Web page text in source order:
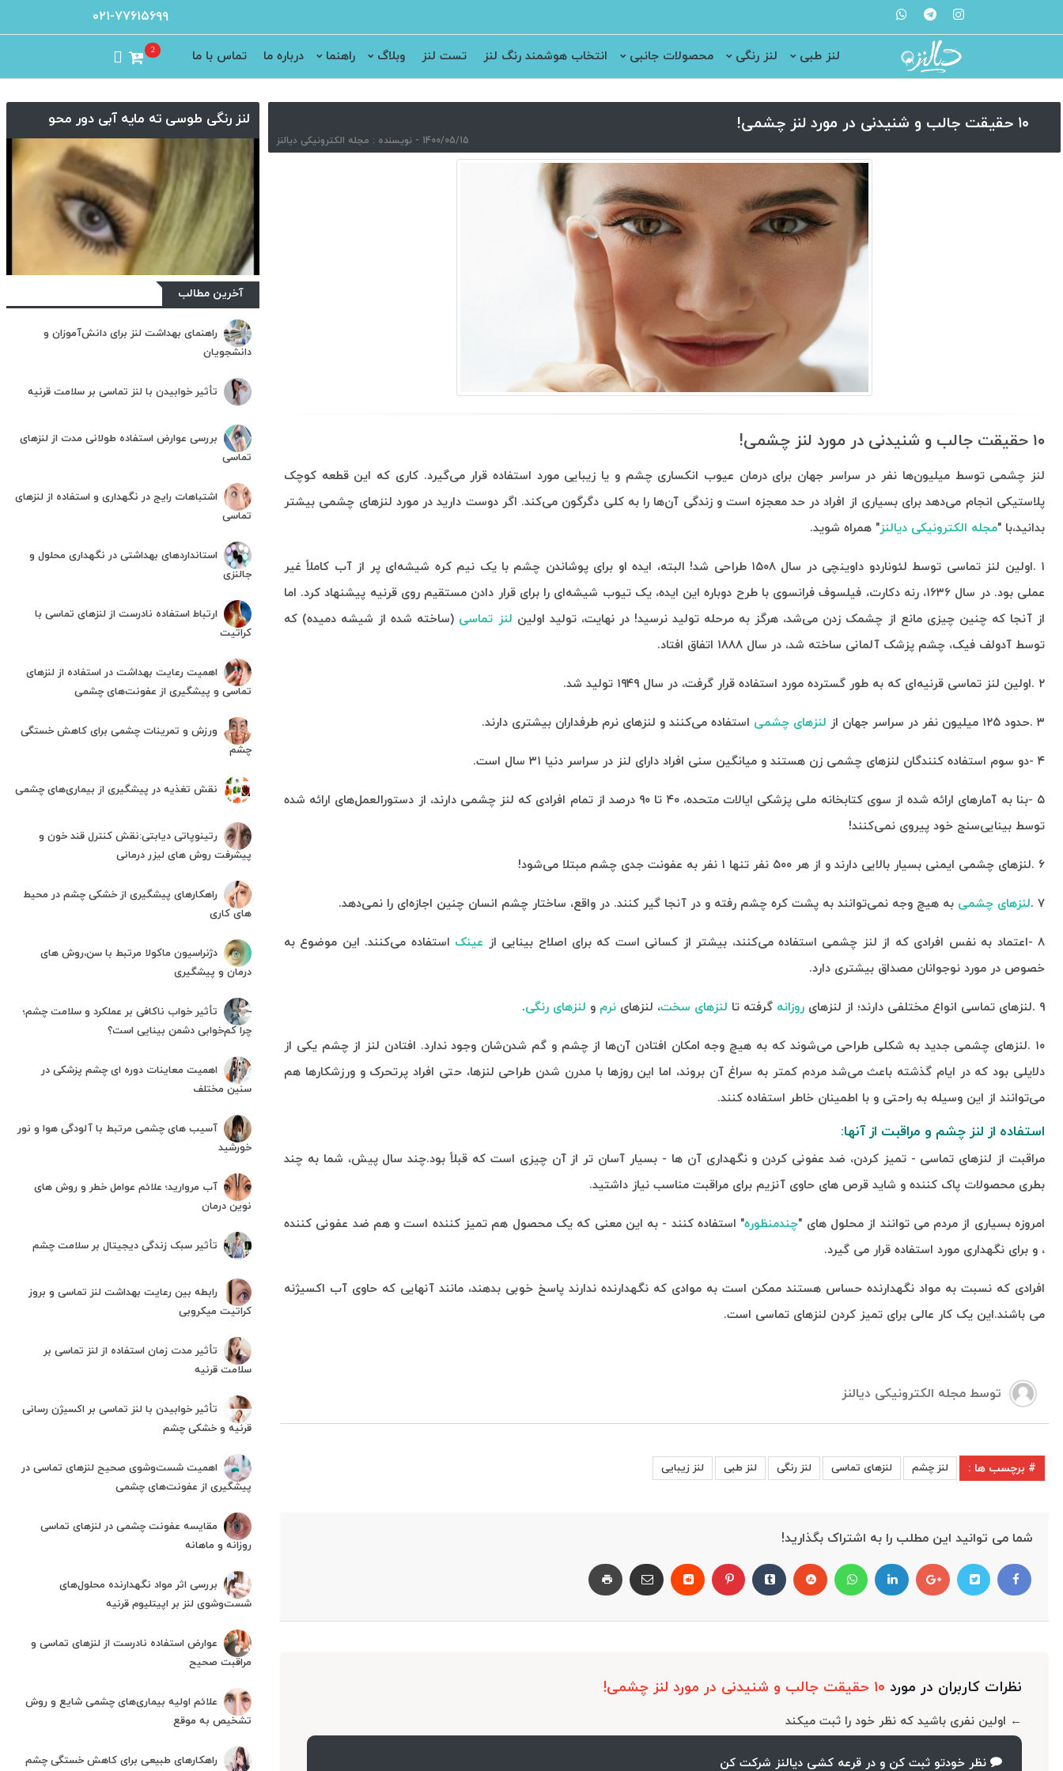
۰۲۱-۷۷۶۱۵۶۹۹
لنز طبی لنز رنگی محصولات جانبی انتخاب هوشمند رنگ لنز تست لنز وبلاگ راهنما درباره ما تماس با ما 2
۱۰ حقیقت جالب و شنیدنی در مورد لنز چشمی!
1400/05/15 - نویسنده : مجله الکترونیکی دیالنز
۱۰ حقیقت جالب و شنیدنی در مورد لنز چشمی!
لنز چشمی توسط میلیون‌ها نفر در سراسر جهان برای درمان عیوب انکساری چشم و یا زیبایی مورد استفاده قرار می‌گیرد. کاری که این قطعه کوچک
پلاستیکی انجام می‌دهد برای بسیاری از افراد در حد معجزه است و زندگی آن‌ها را به کلی دگرگون می‌کند. اگر دوست دارید در مورد لنز‌های چشمی بیشتر
بدانید،با "مجله الکترونیکی دیالنز" همراه شوید.
۱ .
اولین لنز تماسی توسط لئوناردو داوینچی در سال ۱۵۰۸ طراحی شد! البته، ایده او برای پوشاندن چشم با یک نیم کره شیشه‌ای پر از آب کاملاً غیر
عملی بود. در سال ۱۶۳۶، رنه دکارت، فیلسوف فرانسوی با طرح دوباره این ایده، یک تیوب شیشه‌ای را برای قرار دادن مستقیم روی قرنیه پیشنهاد کرد. اما
از آنجا که چنین چیزی مانع از چشمک زدن می‌شد، هرگز به مرحله تولید نرسید! در نهایت، تولید اولین لنز تماسی (ساخته شده از شیشه دمیده) که
توسط آدولف فیک، چشم پزشک آلمانی ساخته شد، در سال ۱۸۸۸ اتفاق افتاد
.
۲ .اولین لنز تماسی قرنیه‌ای که به طور گسترده مورد استفاده قرار گرفت، در سال ۱۹۴۹ تولید شد .
۳ .حدود ۱۲۵ میلیون نفر در سراسر جهان از لنز‌های چشمی استفاده می‌کنند و لنز‌های نرم طرفداران بیشتری دارند.
۴ -دو سوم استفاده کنندگان لنز‌های چشمی زن هستند و میانگین سنی افراد دارای لنز در سراسر دنیا ۳۱ سال است .
۵ -
بنا به آمار‌های ارائه شده از سوی کتابخانه ملی پزشکی ایالات متحده، ۴۰ تا ۹۰ درصد از تمام افرادی که لنز چشمی دارند، از دستورالعمل‌های ارائه شده
توسط بینایی‌سنج خود پیروی نمی‌کنند!
۶ .لنز‌های چشمی ایمنی بسیار بالایی دارند و از هر ۵۰۰ نفر تنها ۱ نفر به عفونت جدی چشم مبتلا می‌شود !
۷ .لنز‌های چشمی به هیچ وجه نمی‌توانند به پشت کره چشم رفته و در آنجا گیر کنند. در واقع، ساختار چشم انسان چنین اجازه‌ای را نمی‌دهد.
۸-اعتماد به نفس افرادی که از لنز چشمی استفاده می‌کنند، بیشتر از کسانی است که برای اصلاح بینایی از عینک استفاده می‌کنند. این موضوع به
خصوص در مورد نوجوانان مصداق بیشتری دارد.
۹ .لنز‌های تماسی انواع مختلفی دارند؛ از لنز‌های روزانه گرفته تا لنز‌های سخت، لنز‌های نرم و لنز‌های رنگی.
۱۰ .لنز‌های چشمی جدید به شکلی طراحی می‌شوند که به هیچ وجه امکان افتادن آن‌ها از چشم و گم شدن‌شان وجود ندارد. افتادن لنز از چشم یکی از
دلایلی بود که در ایام گذشته باعث می‌شد مردم کمتر به سراغ آن بروند، اما این روز‌ها با مدرن شدن طراحی لنزها، حتی افراد پرتحرک و ورزشکار‌ها هم
می‌توانند از این وسیله به راحتی و با اطمینان خاطر استفاده کنند.
استفاده از لنز چشم و مراقبت از آنها:
مراقبت از لنزهای تماسی - تمیز کردن، ضد عفونی کردن و نگهداری آن ها - بسیار آسان تر از آن چیزی است که قبلاً بود.چند سال پیش، شما به چند
بطری محصولات پاک کننده و شاید قرص های حاوی آنزیم برای مراقبت مناسب نیاز داشتید.
امروزه بسیاری از مردم می توانند از محلول های "چندمنظوره" استفاده کنند - به این معنی که یک محصول هم تمیز کننده است و هم ضد عفونی کننده
، و برای نگهداری مورد استفاده قرار می گیرد.
افرادی که نسبت به مواد نگهدارنده حساس هستند ممکن است به موادی که نگهدارنده ندارند پاسخ خوبی بدهند، مانند آنهایی که حاوی آب اکسیژنه
می باشند.این یک کار عالی برای تمیز کردن لنزهای تماسی است.
توسط مجله الکترونیکی دیالنز
# برچسب ها : لنز چشم لنزهای تماسی لنز رنگی لنز طبی لنز زیبایی
شما می توانید این مطلب را به اشتراک بگذارید!
نظرات کاربران در مورد ۱۰ حقیقت جالب و شنیدنی در مورد لنز چشمی!
← اولین نفری باشید که نظر خود را ثبت میکند
نظر خودتو ثبت کن و در قرعه کشی دیالنز شرکت کن
لنز رنگی طوسی ته مایه آبی دور محو
آخرین مطالب
راهنمای بهداشت لنز برای دانش‌آموزان و
دانشجویان
تأثیر خوابیدن با لنز تماسی بر سلامت قرنیه
بررسی عوارض استفاده طولانی مدت از لنزهای
تماسی
اشتباهات رایج در نگهداری و استفاده از لنزهای
تماسی
استانداردهای بهداشتی در نگهداری محلول و
جالنزی
ارتباط استفاده نادرست از لنزهای تماسی با
کراتیت
اهمیت رعایت بهداشت در استفاده از لنزهای
تماسی و پیشگیری از عفونت‌های چشمی
ورزش و تمرینات چشمی برای کاهش خستگی
چشم
نقش تغذیه در پیشگیری از بیماری‌های چشمی
رتینوپاتی دیابتی:نقش کنترل قند خون و
پیشرفت روش های لیزر درمانی
راهکارهای پیشگیری از خشکی چشم در محیط
های کاری
دژنراسیون ماکولا مرتبط با سن،روش های
درمان و پیشگیری
تأثیر خواب ناکافی بر عملکرد و سلامت چشم؛
چرا کم‌خوابی دشمن بینایی است؟
اهمیت معاینات دوره ای چشم پزشکی در
سنین مختلف
آسیب های چشمی مرتبط با آلودگی هوا و نور
خورشید
آب مروارید؛ علائم عوامل خطر و روش های
نوین درمان
تأثیر سبک زندگی دیجیتال بر سلامت چشم
رابطه بین رعایت بهداشت لنز تماسی و بروز
کراتیت میکروبی
تأثیر مدت زمان استفاده از لنز تماسی بر
سلامت قرنیه
تأثیر خوابیدن با لنز تماسی بر اکسیژن رسانی
قرنیه و خشکی چشم
اهمیت شست‌وشوی صحیح لنزهای تماسی در
پیشگیری از عفونت‌های چشمی
مقایسه عفونت چشمی در لنزهای تماسی
روزانه و ماهانه
بررسی اثر مواد نگهدارنده محلول‌های
شست‌وشوی لنز بر اپیتلیوم قرنیه
عوارض استفاده نادرست از لنزهای تماسی و
مراقبت صحیح
علائم اولیه بیماری‌های چشمی شایع و روش
تشخیص به موقع
راهکارهای طبیعی برای کاهش خستگی چشم